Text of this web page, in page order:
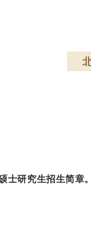
研究生招生简章。